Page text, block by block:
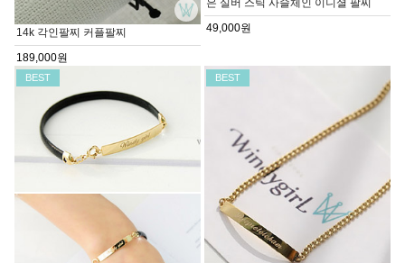
14k 각인팔찌 커플팔찌
189,000원
49,000원
BEST BEST